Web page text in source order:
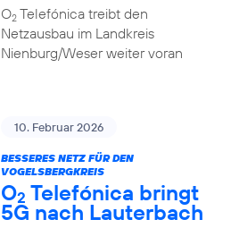
O2Telefónica treibt den
Netzausbau im Landkreis
Nienburg/Weser weiter voran
10. Februar 2026
BESSERES NETZ FÜR DEN
VOGELSBERGKREIS
O2 Telefónica bringt
5G nach Lauterbach